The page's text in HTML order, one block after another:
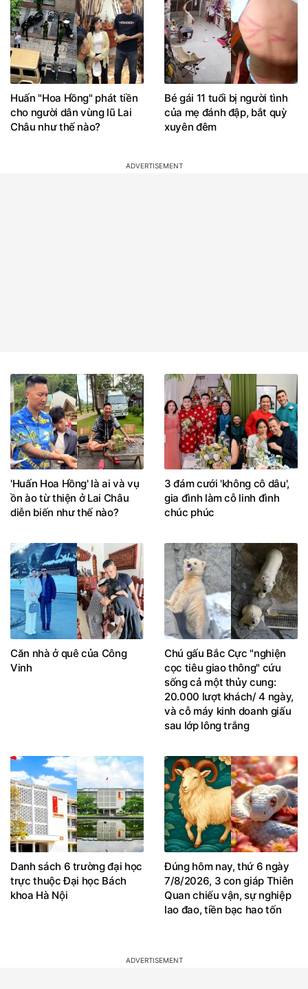
Huấn "Hoa Hồng" phát tiền
cho người dân vùng lũ Lai
Châu như thế nào?
Bé gái 11 tuổi bị người tình
của mẹ đánh đập, bắt quỳ
xuyên đêm
'Huấn Hoa Hồng' là ai và vụ
ồn ào từ thiện ở Lai Châu
diễn biến như thế nào?
3 đám cưới 'không cô dâu',
gia đình làm cỗ linh đình
chúc phúc
Căn nhà ở quê của Công
Vinh
Chú gấu Bắc Cực "nghiện
cọc tiêu giao thông" cứu
sống cả một thủy cung:
20.000 lượt khách/ 4 ngày,
và cỗ máy kinh doanh giấu
sau lớp lông trắng
Danh sách 6 trường đại học
trực thuộc Đại học Bách
khoa Hà Nội
Đúng hôm nay, thứ 6 ngày
7/8/2026, 3 con giáp Thiên
Quan chiếu vận, sự nghiệp
lao đao, tiền bạc hao tốn